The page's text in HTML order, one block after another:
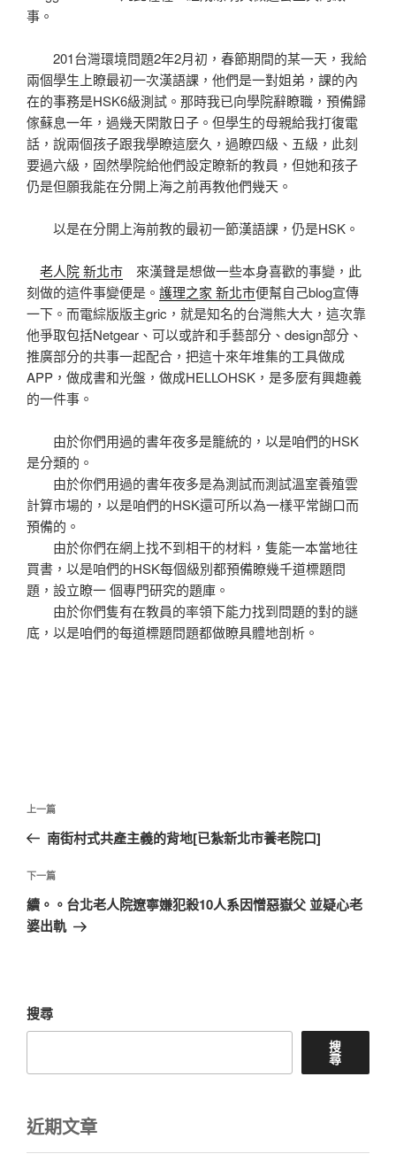
事。
201台灣環境問題2年2月初，春節期間的某一天，我給
兩個學生上瞭最初一次漢語課，他們是一對姐弟，課的內
在的事務是HSK6級測試。那時我已向學院辭瞭職，預備歸
傢蘇息一年，過幾天閑散日子。但學生的母親給我打復電
話，說兩個孩子跟我學瞭這麼久，過瞭四級、五級，此刻
要過六級，固然學院給他們設定瞭新的教員，但她和孩子
仍是但願我能在分開上海之前再教他們幾天。
以是在分開上海前教的最初一節漢語課，仍是HSK。
老人院 新北市 來漢聲是想做一些本身喜歡的事變，此
刻做的這件事變便是。 護理之家 新北市便幫自己blog宣傳
一下。而電綜版版主gric，就是知名的台灣熊大大，這次靠
他爭取包括Netgear、可以或許和手藝部分、design部分、
推廣部分的共事一起配合，把這十來年堆集的工具做成
APP，做成書和光盤，做成HELLOHSK，是多麼有興趣義
的一件事。
由於你們用過的書年夜多是籠統的，以是咱們的HSK
是分類的。
由於你們用過的書年夜多是為測試而測試溫室養殖雲
計算市場的，以是咱們的HSK還可所以為一樣平常餬口而
預備的。
由於你們在網上找不到相干的材料，隻能一本當地往
買書，以是咱們的HSK每個級別都預備瞭幾千道標題問
題，設立瞭一 個專門研究的題庫。
由於你們隻有在教員的率領下能力找到問題的對的謎
底，以是咱們的每道標題問題都做瞭具體地剖析。
文
導
覽
上
一
文
章
上一篇
南街村式共產主義的背地[已紮新北市養老院口]
下
一
篇
下一篇
續。。台北老人院遼寧嫌犯殺10人系因憎惡嶽父 並疑心老
婆出軌
搜尋
搜
尋
近期文章